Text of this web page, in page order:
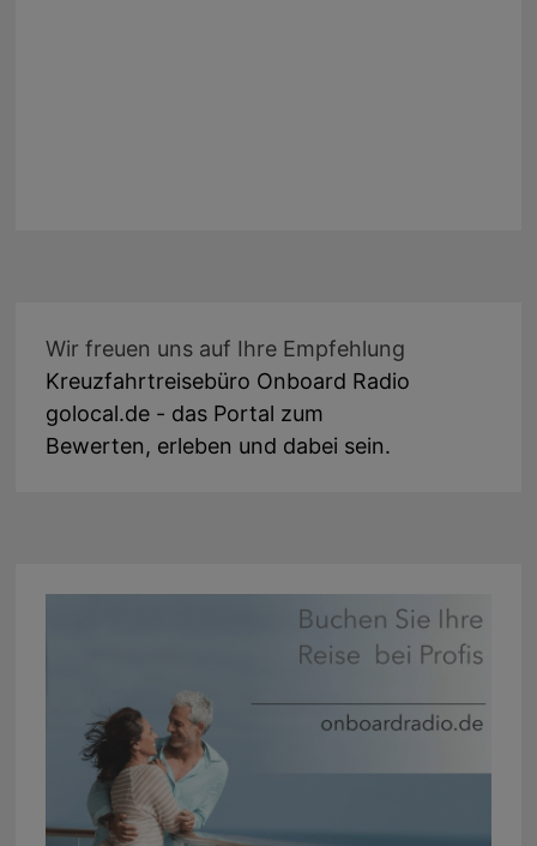
Wir freuen uns auf Ihre Empfehlung
Kreuzfahrtreisebüro Onboard Radio
golocal.de - das Portal zum
Bewerten, erleben und dabei sein.